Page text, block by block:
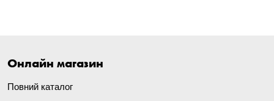
Онлайн магазин
Повний каталог